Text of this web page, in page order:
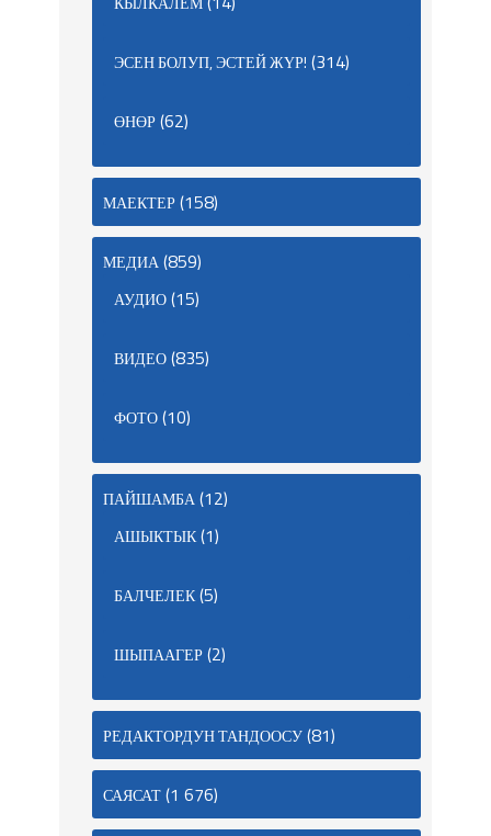
ЭСЕН БОЛУП, ЭСТЕЙ ЖҮР! (314)
ӨНӨР(62)
МАЕКТЕР(158)
МЕДИА(859)
АУДИО(15)
ВИДЕО(835)
ФОТО(10)
ПАЙШАМБА(12)
АШЫКТЫК(1)
БАЛЧЕЛЕК(5)
ШЫПААГЕР(2)
РЕДАКТОРДУН ТАНДООСУ(81)
САЯСАТ(1 676)